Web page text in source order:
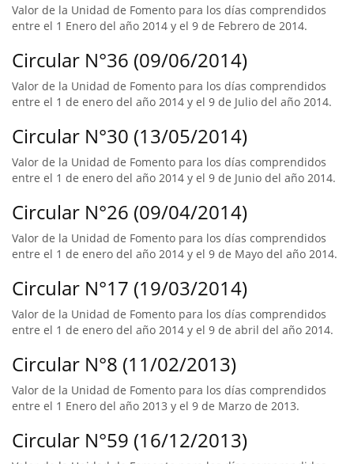
Valor de la Unidad de Fomento para los días comprendidos
entre el 1 Enero del año 2014 y el 9 de Febrero de 2014.
Circular N°36 (09/06/2014)
Valor de la Unidad de Fomento para los días comprendidos
entre el 1 de enero del año 2014 y el 9 de Julio del año 2014.
Circular N°30 (13/05/2014)
Valor de la Unidad de Fomento para los días comprendidos
entre el 1 de enero del año 2014 y el 9 de Junio del año 2014.
Circular N°26 (09/04/2014)
Valor de la Unidad de Fomento para los días comprendidos
entre el 1 de enero del año 2014 y el 9 de Mayo del año 2014.
Circular N°17 (19/03/2014)
Valor de la Unidad de Fomento para los días comprendidos
entre el 1 de enero del año 2014 y el 9 de abril del año 2014.
Circular N°8 (11/02/2013)
Valor de la Unidad de Fomento para los días comprendidos
entre el 1 Enero del año 2013 y el 9 de Marzo de 2013.
Circular N°59 (16/12/2013)